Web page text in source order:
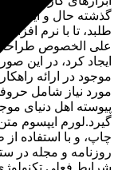
گذشته حال و
طلبد، تا با نرم
علی الخصوص
ایجاد کرد، در این
موجود در ارائه
مورد نیاز شامل
پیوسته اهل دنیای
گیرد.لورم ایپسوم
چاپ، و با استفاده
روزنامه و مجله در
شرایط فعلی